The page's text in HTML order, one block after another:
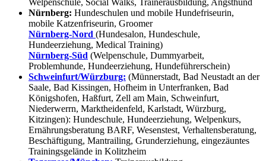
Welpenschule, Social Walks, Trainerausbildung, Angsthund
Nürnberg: Hundeschulen und mobile Hundefriseurin,
mobile Katzenfriseurin, Groomer
Nürnberg-Nord (Hundesalon, Hundeschule,
Hundeerziehung, Medical Training)
Nürnberg-Süd (Welpenschule, Dummyarbeit,
Problemhunde, Hundeerziehung, Hundeführerschein)
Schweinfurt/Würzburg: (Münnerstadt, Bad Neustadt an der
Saale, Bad Kissingen, Hofheim in Unterfranken, Bad
Königshofen, Haßfurt, Zell am Main, Schweinfurt,
Niederwerrn, Marktheidenfeld, Karlstadt, Würzburg,
Kitzingen): Hundeschule, Hundeerziehung, Welpenkurs,
Ernährungsberatung BARF, Wesenstest, Verhaltensberatung,
Beschäftigung, Mantrailing, Grunderziehung, eingezäuntes
Trainingsgelände in Kolitzheim